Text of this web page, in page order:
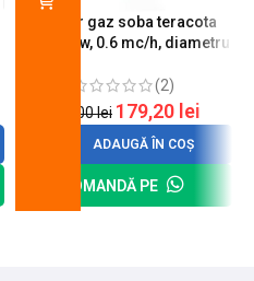
Arzator gaz soba teracota
A600, 6 kw, 0.6 mc/h, diametru
(2)
200,00lei 179,20 lei
ADAUGĂ ÎN COȘ
COMANDĂ PE